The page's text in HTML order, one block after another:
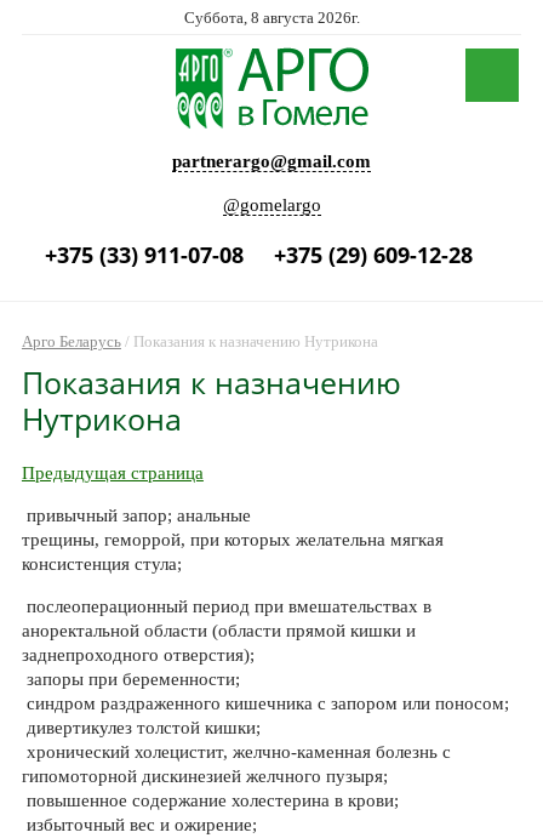
Суббота, 8 августа 2026г.
partnerargo@gmail.com
@gomelargo
+375 (33) 911-07-08 +375 (29) 609-12-28
Арго Беларусь/ Показания к назначению Нутрикона
Показания к назначению
Нутрикона
Предыдущая страница
привычный запор; анальные
трещины, геморрой, при которых желательна мягкая
консистенция стула;
послеоперационный период при вмешательствах в
аноректальной области (области прямой кишки и
заднепроходного отверстия);
запоры при беременности;
синдром раздраженного кишечника с запором или поносом;
дивертикулез толстой кишки;
хронический холецистит, желчно-каменная болезнь с
гипомоторной дискинезией желчного пузыря;
повышенное содержание холестерина в крови;
избыточный вес и ожирение;